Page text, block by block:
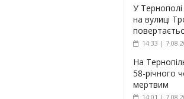
У
на вулиці
14:33 |
На
58-річного
мертвим
14:01 |